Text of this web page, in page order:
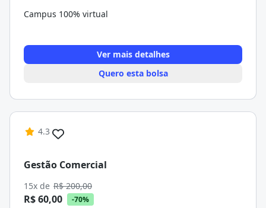
Campus 100% virtual
Ver mais detalhes
Quero esta bolsa
4.3
Gestão Comercial
15x de R$ 200,00
R$ 60,00 -70%